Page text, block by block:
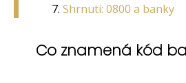
Shrnutí: 0800 a banky
Co znamená kód